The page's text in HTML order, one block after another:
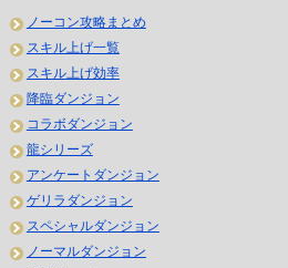
ノーコン攻略まとめ
スキル上げ一覧
スキル上げ効率
降臨ダンジョン
コラボダンジョン
龍シリーズ
アンケートダンジョン
ゲリラダンジョン
スペシャルダンジョン
ノーマルダンジョン